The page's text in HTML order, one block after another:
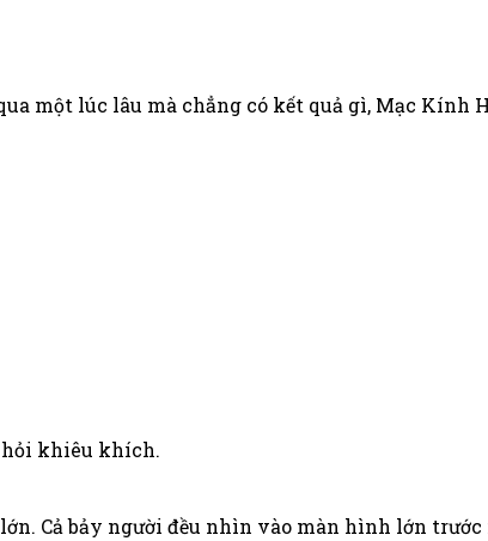
một lúc lâu mà chẳng có kết quả gì, Mạc Kính
hỏi khiêu khích.
Cả bảy người đều nhìn vào màn hình lớn